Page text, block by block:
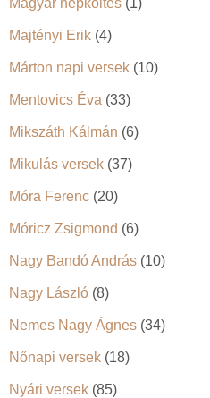
Majtényi Erik (4)
Márton napi versek (10)
Mentovics Éva (33)
Mikszáth Kálmán (6)
Mikulás versek (37)
Móra Ferenc (20)
Móricz Zsigmond (6)
Nagy Bandó András (10)
Nagy László (8)
Nemes Nagy Ágnes (34)
Nőnapi versek (18)
Nyári versek (85)